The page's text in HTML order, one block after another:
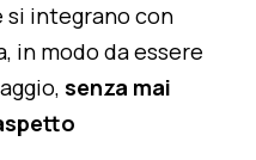
si integrano con
in modo da essere
senza mai